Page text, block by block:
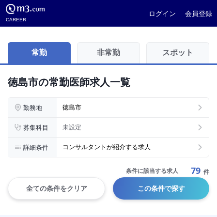
CAREER
ログイン 会員登録
常勤 非常勤 スポット
徳島市の常勤医師求人一覧
勤務地 徳島市
募集科目 未設定
詳細条件 コンサルタントが紹介する求人
条件に該当する求人 79 件
全ての条件をクリア この条件で探す